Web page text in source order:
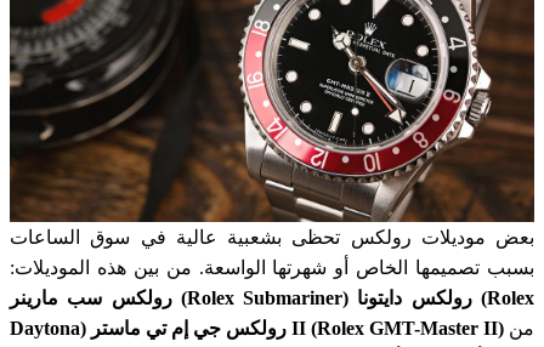
بعض موديلات رولكس تحظى بشعبية عالية في سوق الساعات
بسبب تصميمها الخاص أو شهرتها الواسعة. من بين هذه الموديلات:
رولكس سب مارينر (Rolex Submariner) رولكس دايتونا (Rolex
Daytona) رولكس جي إم تي ماستر II (Rolex GMT-Master II)